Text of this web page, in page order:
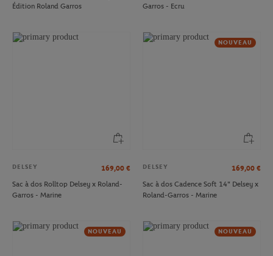
Édition Roland Garros
Garros - Ecru
DELSEY 169,00 €
Sac à dos Rolltop Delsey x Roland-
Garros - Marine
NOUVEAU
DELSEY 169,00 €
Sac à dos Cadence Soft 14" Delsey x
Roland-Garros - Marine
NOUVEAU NOUVEAU